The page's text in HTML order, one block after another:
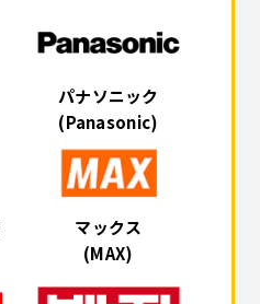
パナソニック
(Panasonic)
マックス
(MAX)